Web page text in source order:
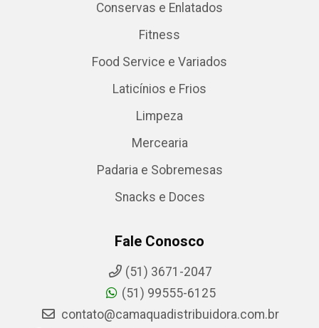
Conservas e Enlatados
Fitness
Food Service e Variados
Laticínios e Frios
Limpeza
Mercearia
Padaria e Sobremesas
Snacks e Doces
Fale Conosco
(51) 3671-2047
(51) 99555-6125
contato@camaquadistribuidora.com.br